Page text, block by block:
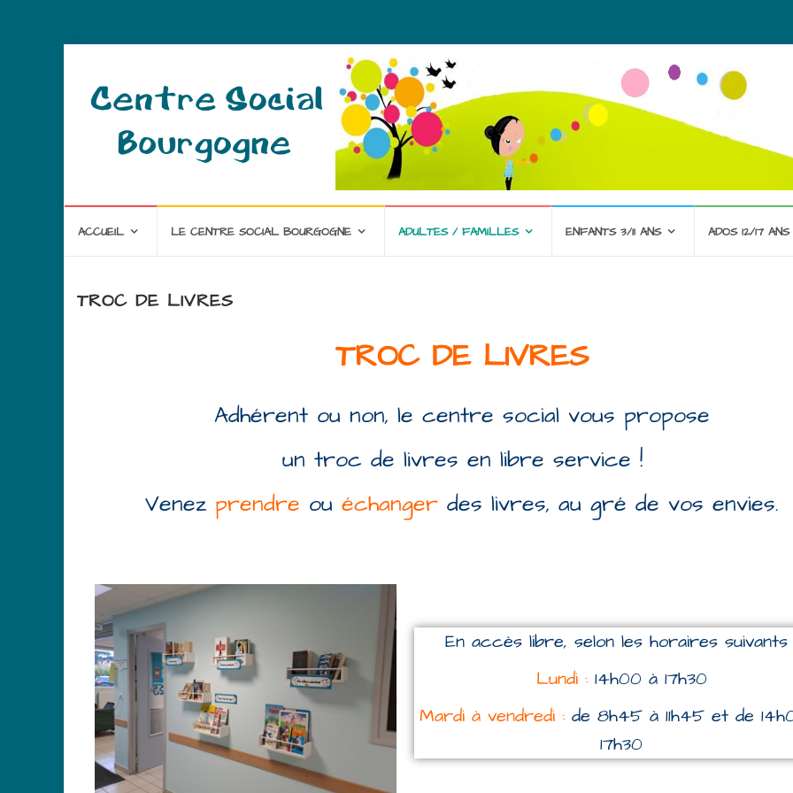
ACCUEIL LE CENTRE SOCIAL BOURGOGNE ADULTES / FAMILLES ENFANTS 3/11 ANS ADOS 12/17 ANS
TROC DE LIVRES
TROC DE LIVRES
Adhérent ou non, le centre social vous propose
un troc de livres en libre service !
Venez prendre ou échanger des livres, au gré de vos envies.
En accès libre, selon les horaires suivants
Lundi :14h00 à 17h30
Mardi à vendredi :de 8h45 à 11h45 et de
17h30